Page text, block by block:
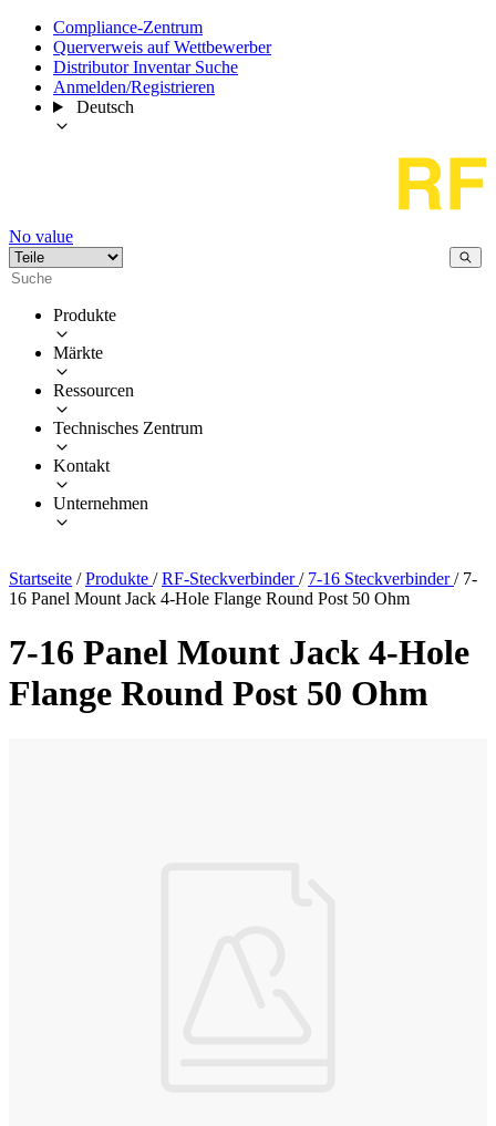
Compliance-Zentrum
Querverweis auf Wettbewerber
Distributor Inventar Suche
Anmelden/Registrieren
Deutsch
No value
Produkte
Märkte
Ressourcen
Technisches Zentrum
Kontakt
Unternehmen
Startseite / Produkte / RF-Steckverbinder/ 7-16 Steckverbinder/ 7-
16 Panel Mount Jack 4-Hole Flange Round Post 50 Ohm
7-16 Panel Mount Jack 4-Hole
Flange Round Post 50 Ohm